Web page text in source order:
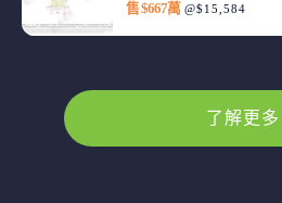
售 $667萬 @$15,584
了解更多